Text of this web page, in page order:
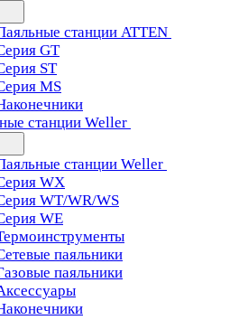
станции ATTEN
GT
ST
MS
станции Weller
станции Weller
WX
WT/WR/WS
WE
паяльники
паяльники